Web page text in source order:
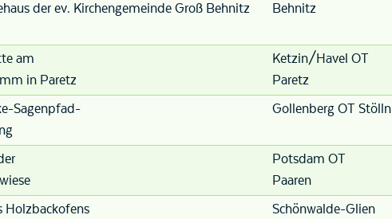
der ev. Kirchengemeinde Groß Behnitz
Behnitz
am
in Paretz
Ketzin/Havel OT
Paretz
Sagenpfad-
Gollenberg OT Stölln
Potsdam OT
Paaren
Holzbackofens
Schönwalde-Glien